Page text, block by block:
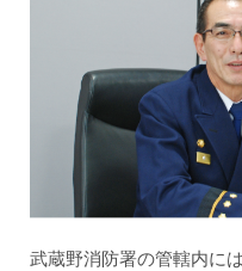
武蔵野消防署の管轄内に